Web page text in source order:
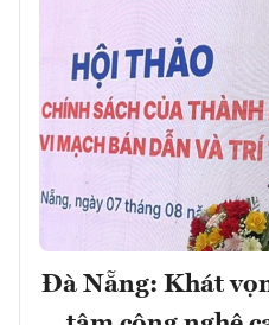
Đà Nẵng: Khát